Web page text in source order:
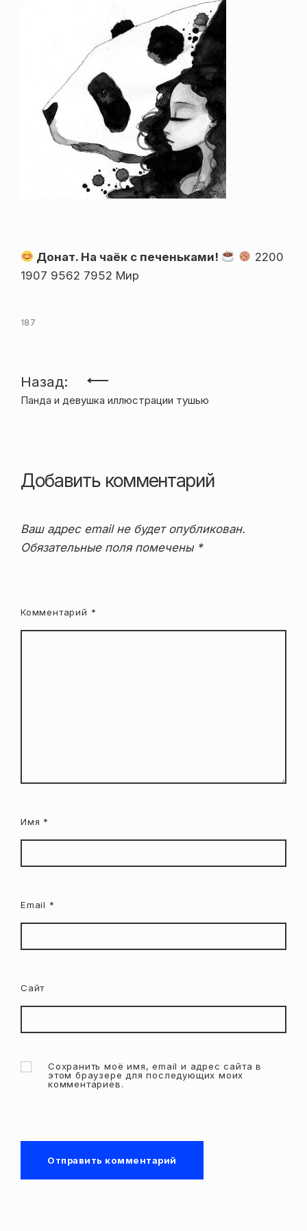
Донат. На чаёк с печеньками!
2200
1907 9562 7952 Мир
187
Навигация
по
Назад:
Панда и девушка иллюстрации тушью
Добавить комментарий
Ваш адрес email не будет опубликован.
Обязательные поля помечены *
Комментарий *
Имя *
Email *
Сайт
Сохранить моё имя, email и адрес сайта в
этом браузере для последующих моих
комментариев.